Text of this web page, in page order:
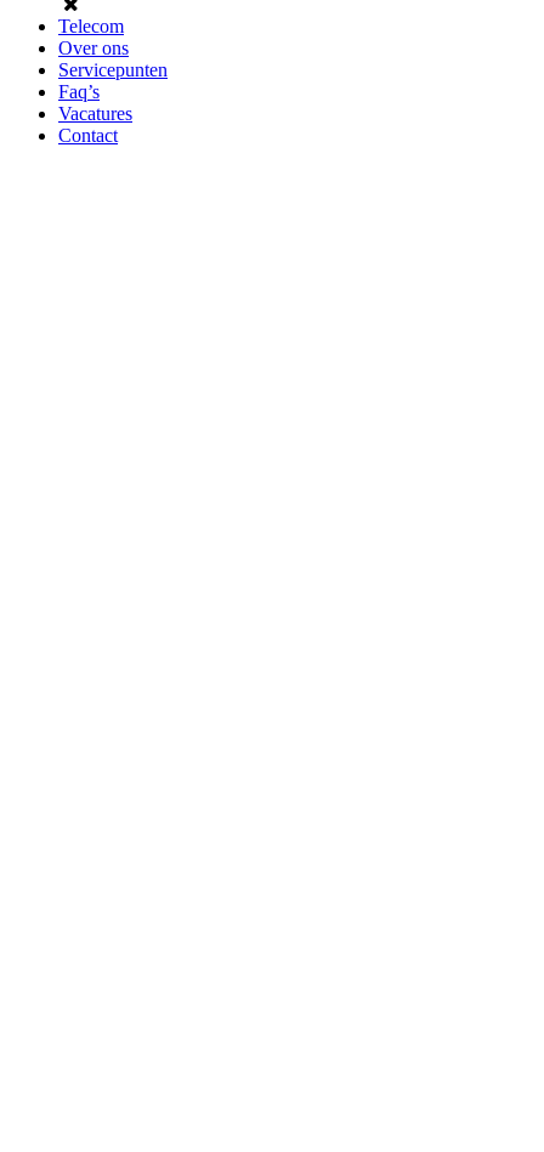
Telecom
Over ons
Servicepunten
Faq’s
Vacatures
Contact